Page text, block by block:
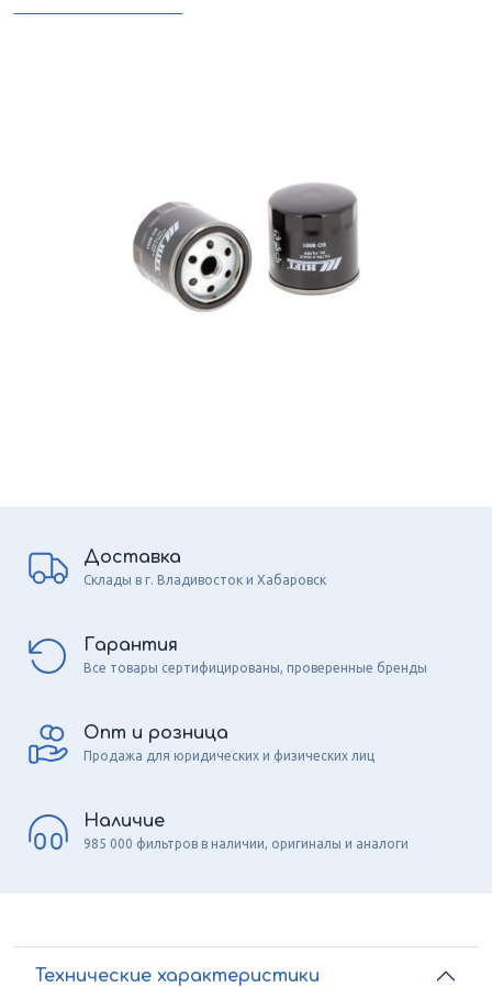
Доставка
Склады в г. Владивосток и Хабаровск
Гарантия
Все товары сертифицированы, проверенные бренды
Опт и розница
Продажа для юридических и физических лиц
Наличие
985 000 фильтров в наличии, оригиналы и аналоги
Технические характеристики